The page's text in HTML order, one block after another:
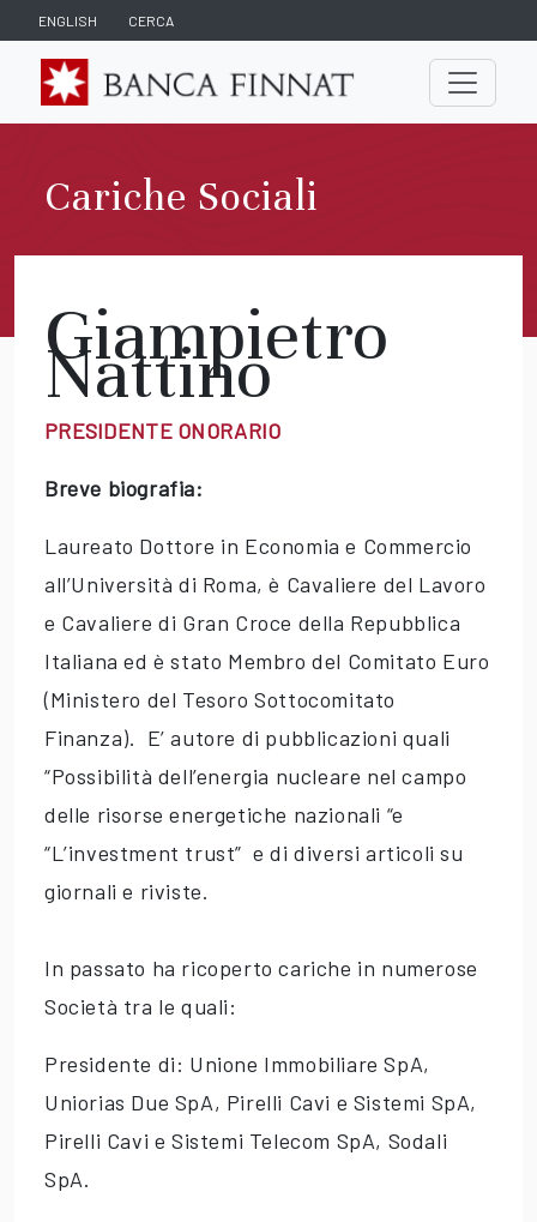
ENGLISH CERCA
Cariche Sociali
Giampietro
Nattino
PRESIDENTE ONORARIO
Breve biografia:
Laureato Dottore in Economia e Commercio
all’Università di Roma, è Cavaliere del Lavoro
e Cavaliere di Gran Croce della Repubblica
Italiana ed è stato Membro del Comitato Euro
(Ministero del Tesoro Sottocomitato
Finanza). E’ autore di pubblicazioni quali
“Possibilità dell’energia nucleare nel campo
delle risorse energetiche nazionali “e
“L’investment trust” e di diversi articoli su
giornali e riviste.
In passato ha ricoperto cariche in numerose
Società tra le quali:
Presidente di: Unione Immobiliare SpA,
Uniorias Due SpA, Pirelli Cavi e Sistemi SpA,
Pirelli Cavi e Sistemi Telecom SpA, Sodali
SpA.